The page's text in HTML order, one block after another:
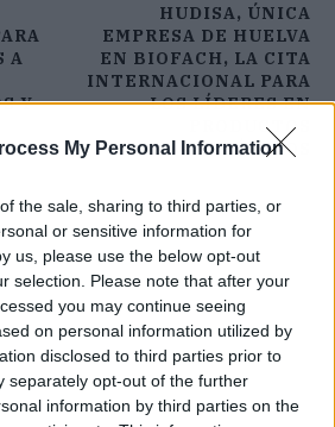
My Personal Information
the sale, sharing to third parties, or
or sensitive information for
us, please use the below opt-out
selection. Please note that after your
you may continue seeing
on personal information utilized by
disclosed to third parties prior to
separately opt-out of the further
information by third parties on the
A
Y
HUDISA, ÚNICA
EMPRESA DE HUELVA
EN BIOFACH, LA CITA
INTERNACIONAL PARA
LOS LÍDERES EN
PRODUCTOS
ORGÁNICOS